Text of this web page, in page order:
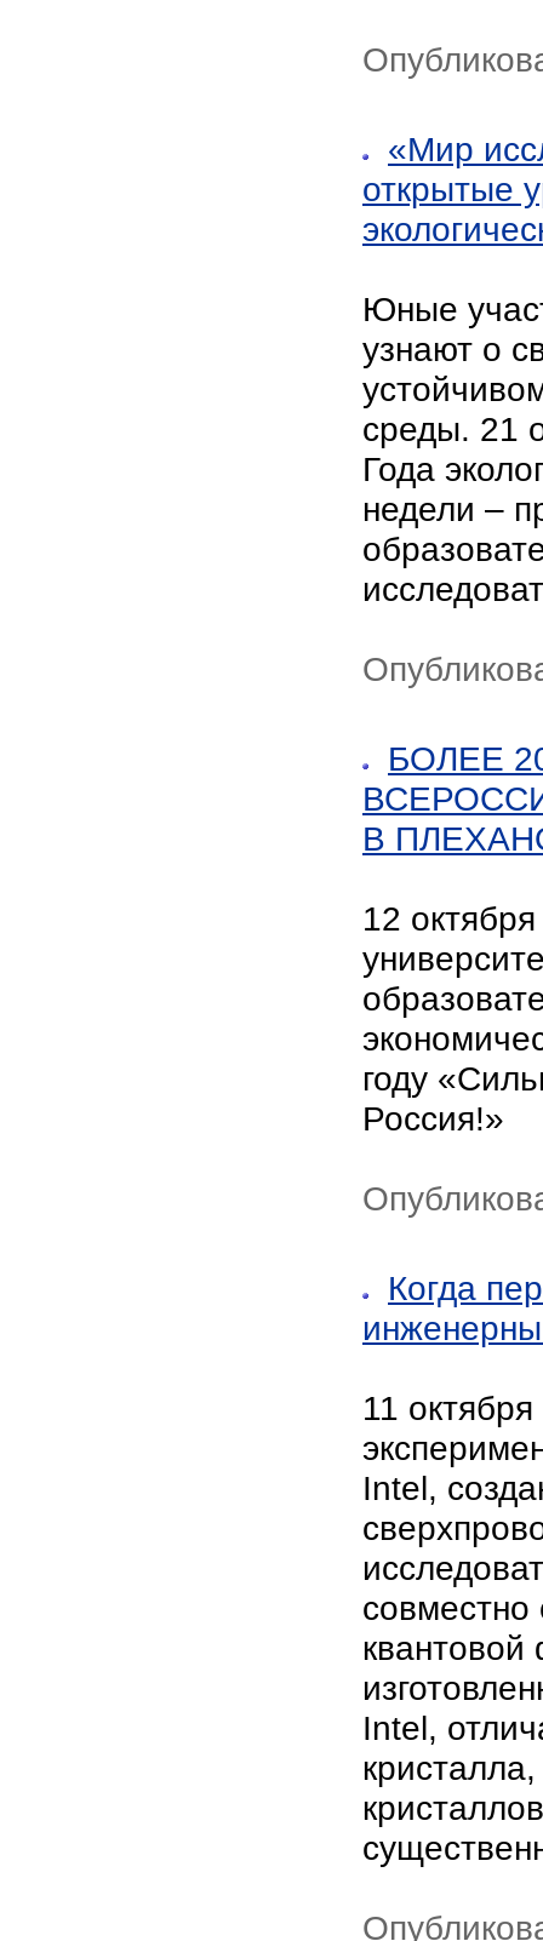
«Мир
открытые
Юные
узнают о
среды. 21
Года
недели –
БОЛЕЕ
В
12
году
Россия!»
Когда
11
Intel,
совместно
Intel,